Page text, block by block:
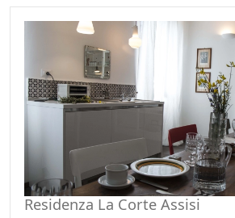
Residenza La Corte Assisi